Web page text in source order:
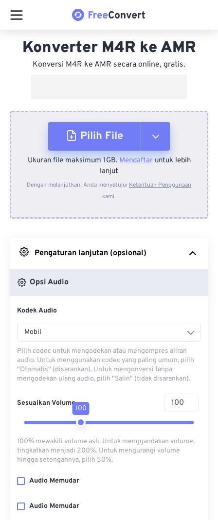
Konverter M4R ke AMR
Konversi M4R ke AMR secara online, gratis.
Pilih File
Dari Perangkat
Dari Dropbox
Ukuran file maksimum 1GB.Mendaftaruntuk lebih
lanjut
Dengan melanjutkan, Anda menyetujui Ketentuan Penggunaan
kami.
Pengaturan lanjutan (opsional)
Opsi Audio
Kodek Audio
Mobil
Pilih codec untuk mengodekan atau mengompres aliran
audio. Untuk menggunakan codec yang paling umum, pilih
"Otomatis" (disarankan). Untuk mengonversi tanpa
mengodekan ulang audio, pilih "Salin" (tidak disarankan).
Sesuaikan Volume
100
100% mewakili volume asli. Untuk menggandakan volume,
tingkatkan menjadi 200%. Untuk mengurangi volume
hingga setengahnya, pilih 50%.
Audio Memudar
Audio Memudar